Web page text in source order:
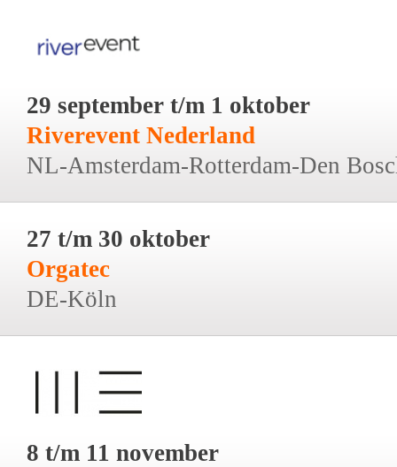
29 september t/m 1 oktober
Riverevent Nederland
NL-Amsterdam-Rotterdam-Den
27 t/m 30 oktober
Orgatec
DE-Köln
8 t/m 11 november